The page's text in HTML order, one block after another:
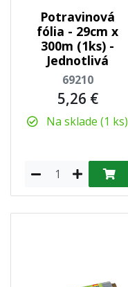
Potravinová
fólia - 29cm x
300m (1ks) -
Jednotlivá
69210
5,26 €
Na sklade (1 ks)